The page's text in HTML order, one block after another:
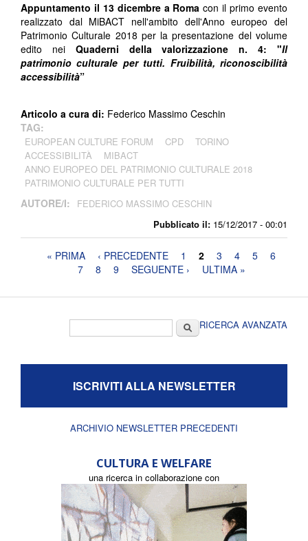
Pubblicato il: 15/12/2017 - 00:01
Appuntamento il 13 dicembre a Roma con il primo evento
realizzato dal MiBACT nell'ambito dell'Anno europeo del
Patrimonio Culturale 2018 per la presentazione del volume
edito nei Quaderni della valorizzazione n. 4: "Il
patrimonio culturale per tutti. Fruibilità, riconoscibilità
accessibilità”
Articolo a cura di: Federico Massimo Ceschin
TAG:
EUROPEAN CULTURE FORUM CPD
TORINO
ACCESSIBILITÀ
MIBACT
ANNO EUROPEO DEL PATRIMONIO CULTURALE 2018
PATRIMONIO CULTURALE PER TUTTI
AUTORE/I: FEDERICO MASSIMO CESCHIN
Pagine« PRIMA ‹ PRECEDENTE 1 2 3 4 5
6
7
8 9 SEGUENTE › ULTIMA »
CercaRICERCA AVANZATA
ISCRIVITI ALLA NEWSLETTER
ARCHIVIO NEWSLETTER PRECEDENTI
CULTURA E WELFARE
una ricerca in collaborazione con